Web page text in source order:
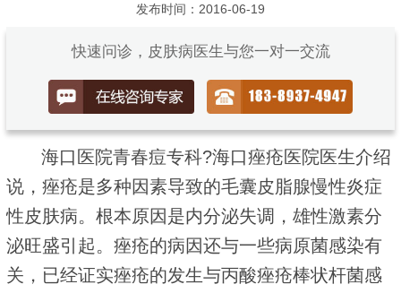
发布时间：2016-06-19
快速问诊，皮肤病医生与您一对一交流
海口医院青春痘专科?海口痤疮医院医生介绍
说，痤疮是多种因素导致的毛囊皮脂腺慢性炎症
性皮肤病。根本原因是内分泌失调，雄性激素分
泌旺盛引起。痤疮的病因还与一些病原菌感染有
关，已经证实痤疮的发生与丙酸痤疮棒状杆菌感